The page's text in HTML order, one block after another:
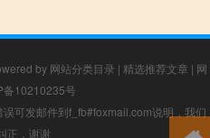
by 网站分类目录 | 精选推荐文章 | 网
备10210235号
可发邮件到f_fb#foxmail.com说明，我们
正，谢谢